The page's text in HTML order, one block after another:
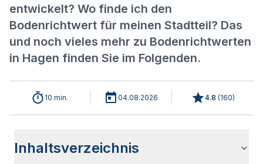
entwickelt? Wo finde ich den
Bodenrichtwert für meinen Stadtteil? Das
und noch vieles mehr zu Bodenrichtwerten
in Hagen finden Sie im Folgenden.
10 min. 04.08.2026 4.8 (160)
Inhaltsverzeichnis